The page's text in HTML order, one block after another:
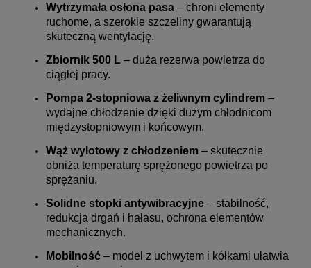
Wytrzymała osłona pasa – chroni elementy
ruchome, a szerokie szczeliny gwarantują
skuteczną wentylację.
Zbiornik 500 L – duża rezerwa powietrza do
ciągłej pracy.
Pompa 2-stopniowa z żeliwnym cylindrem –
wydajne chłodzenie dzięki dużym chłodnicom
międzystopniowym i końcowym.
Wąż wylotowy z chłodzeniem – skutecznie
obniża temperaturę sprężonego powietrza po
sprężaniu.
Solidne stopki antywibracyjne – stabilność,
redukcja drgań i hałasu, ochrona elementów
mechanicznych.
Mobilność – model z uchwytem i kółkami ułatwia